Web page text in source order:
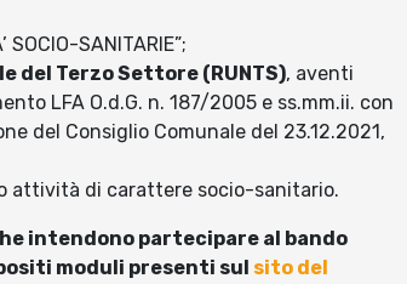
SANITARIE”;
del Terzo Settore (RUNTS), aventi
LFA O.d.G. n. 187/2005 e ss.mm.ii. con
del Consiglio Comunale del 23.12.2021,
attività di carattere socio-sanitario.
intendono partecipare al bando
moduli presenti sul sito del